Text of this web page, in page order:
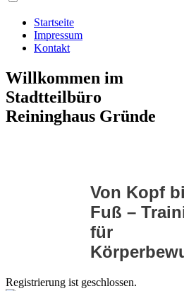
Startseite
Impressum
Kontakt
Willkommen im
Stadtteilbüro
Reininghaus Gründe
Von Kopf
Fuß –
für
Registrierung ist geschlossen.